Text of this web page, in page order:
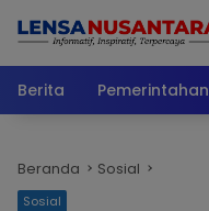
Berita
Pemerintahan
Beranda Sosial
Sosial